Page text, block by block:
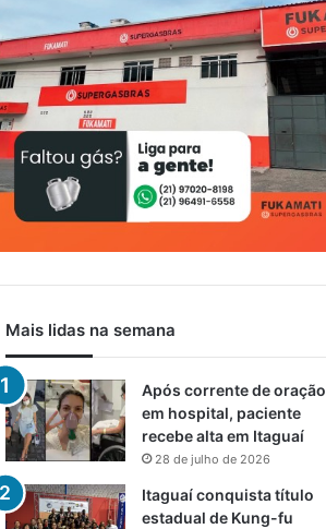
Mais lidas na semana
Após corrente de oração
em hospital, paciente
recebe alta em Itaguaí
28 de julho de 2026
Itaguaí conquista título
estadual de Kung-fu